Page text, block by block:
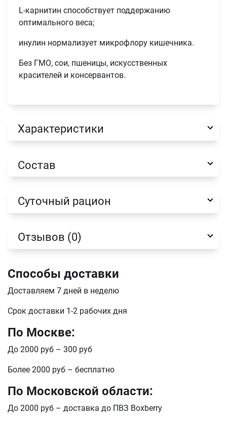
L-карнитин способствует поддержанию
оптимального веса;
инулин нормализует микрофлору кишечника.
Без ГМО, сои, пшеницы, искусственных
красителей и консервантов.
Характеристики
Состав
Суточный рацион
Отзывов (0)
Способы доставки
Доставляем 7 дней в неделю
Срок доставки 1-2 рабочих дня
По Москве:
До 2000 руб – 300 руб
Более 2000 руб – бесплатно
По Московской области:
До 2000 руб – доставка до ПВЗ Boxberry
Продолжить покупки
Оформить заказ
E-mail